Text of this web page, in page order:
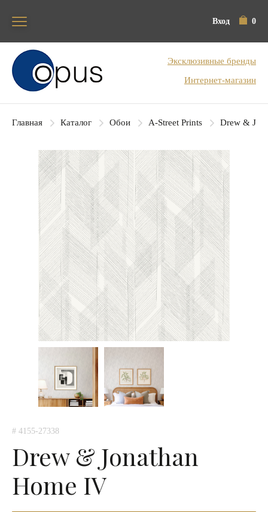
Вход 0
Блок поиска
Эксклюзивные бренды
Интернет-магазин
Главная Каталог Обои A-Street Prints Drew &
# 4155-27338
Drew & Jonathan
Home IV